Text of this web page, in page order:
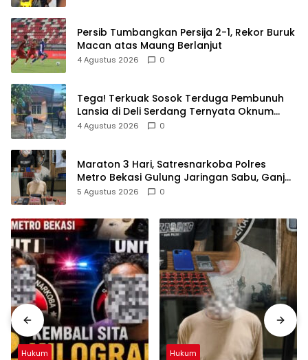
Persib Tumbangkan Persija 2-1, Rekor Buruk
Macan atas Maung Berlanjut
4 Agustus 2026 0
Tega! Terkuak Sosok Terduga Pembunuh
Lansia di Deli Serdang Ternyata Oknum
Polisi Tetangga Korban
4 Agustus 2026 0
Maraton 3 Hari, Satresnarkoba Polres
Metro Bekasi Gulung Jaringan Sabu, Ganja,
dan Tramadol
5 Agustus 2026 0
Hukum Hukum